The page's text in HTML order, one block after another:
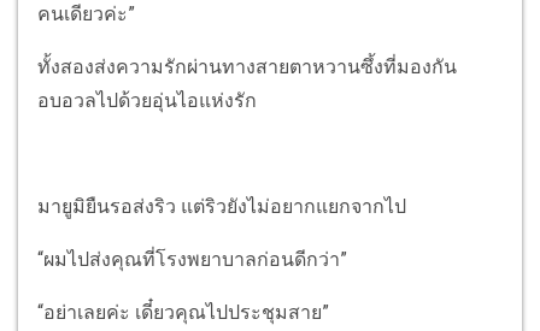
คนเดียวค่ะ”
ทั้งสองส่งความรักผ่านทางสายตาหวานซึ้งที่มองกัน
อบอวลไปด้วยอุ่นไอแห่งรัก
มายูมิยืนรอส่งริว แต่ริวยังไม่อยากแยกจากไป
“ผมไปส่งคุณที่โรงพยาบาลก่อนดีกว่า”
“อย่าเลยค่ะ เดี๋ยวคุณไปประชุมสาย”